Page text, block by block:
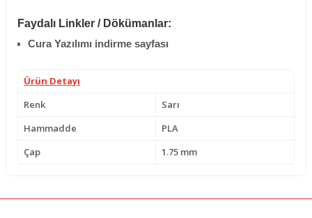
Faydalı Linkler / Dökümanlar:
Cura Yazılımı indirme sayfası
Ürün Detayı
Renk
Sarı
Hammadde
PLA
Çap
1.75 mm